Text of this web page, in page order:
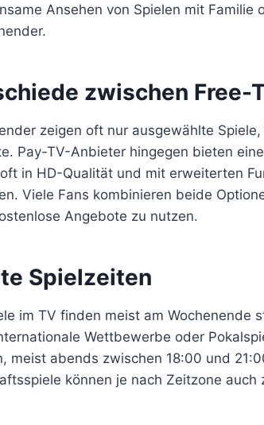
Ansehen von Spielen mit Familie
zwischen Free-
zeigen oft nur ausgewählte
Pay-TV-Anbieter hingegen bieten
in HD-Qualität und mit erweiterten
Viele Fans kombinieren beide
Angebote zu nutzen.
Spielzeiten
im TV finden meist am Wochenende
Wettbewerbe oder
meist abends zwischen 18:00 und
können je nach Zeitzone